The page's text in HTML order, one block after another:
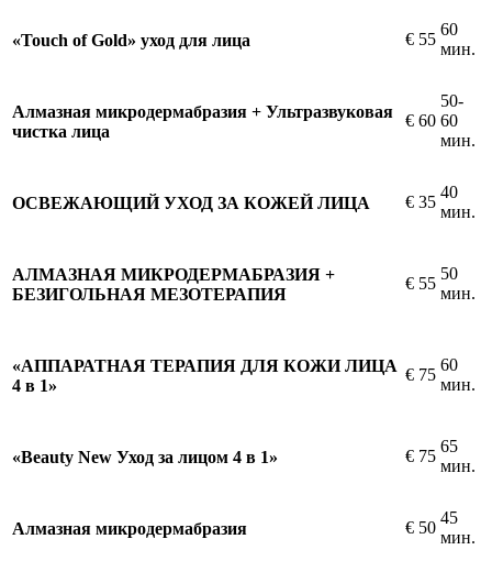
«Touch of Gold» уход для лица € 55
60
мин.
Алмазная микродермабразия + Ультразвуковая
чистка лица
€ 60
50-
60
мин.
ОСВЕЖАЮЩИЙ УХОД ЗА КОЖЕЙ ЛИЦА € 35
40
мин.
АЛМАЗНАЯ МИКРОДЕРМАБРАЗИЯ +
БЕЗИГОЛЬНАЯ МЕЗОТЕРАПИЯ
€ 55
50
мин.
«АППАРАТНАЯ ТЕРАПИЯ ДЛЯ КОЖИ ЛИЦА
4 в 1»
€ 75
60
мин.
«Beauty New Уход за лицом 4 в 1» € 75
65
мин.
Алмазная микродермабразия € 50
45
мин.